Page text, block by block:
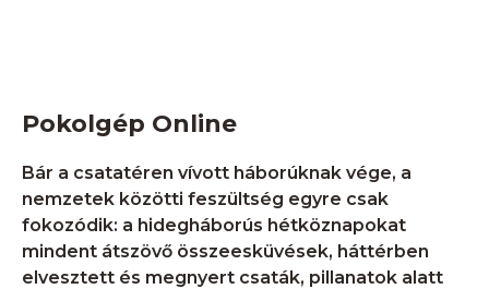
Pokolgép Online
Bár a csatatéren vívott háborúknak vége, a
nemzetek közötti feszültség egyre csak
fokozódik: a hidegháborús hétköznapokat
mindent átszövő összeesküvések, háttérben
elvesztett és megnyert csaták, pillanatok alatt